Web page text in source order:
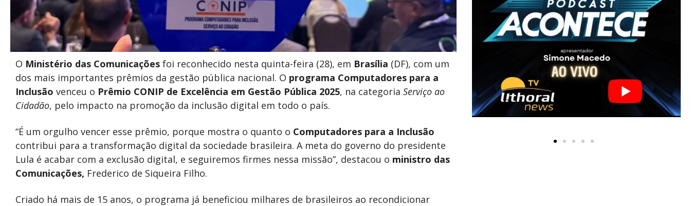
O Ministério das Comunicações foi reconhecido nesta quinta-feira (28), em Brasília (DF), com um
dos mais importantes prêmios da gestão pública nacional. O programa Computadores para a
Inclusão venceu o Prêmio CONIP de Excelência em Gestão Pública 2025, na categoria Serviço ao
Cidadão, pelo impacto na promoção da inclusão digital em todo o país.
“É um orgulho vencer esse prêmio, porque mostra o quanto o Computadores para a Inclusão
contribui para a transformação digital da sociedade brasileira. A meta do governo do presidente
Lula é acabar com a exclusão digital, e seguiremos firmes nessa missão”, destacou o ministro das
Comunicações, Frederico de Siqueira Filho.
Criado há mais de 15 anos, o programa já beneficiou milhares de brasileiros ao recondicionar